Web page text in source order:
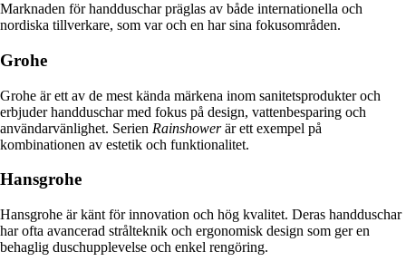
Marknaden för handduschar präglas av både internationella och
nordiska tillverkare, som var och en har sina fokusområden.
Grohe
Grohe är ett av de mest kända märkena inom sanitetsprodukter och
erbjuder handduschar med fokus på design, vattenbesparing och
användarvänlighet. Serien Rainshowerär ett exempel på
kombinationen av estetik och funktionalitet.
Hansgrohe
Hansgrohe är känt för innovation och hög kvalitet. Deras handduschar
har ofta avancerad strålteknik och ergonomisk design som ger en
behaglig duschupplevelse och enkel rengöring.